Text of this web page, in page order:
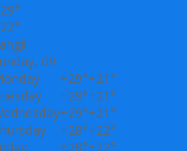
29°
22°
09
+29°+21°
+29°+21°
+29°+21°
+28°+22°
+28°+22°